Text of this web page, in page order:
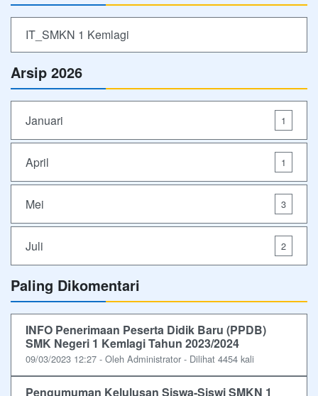
IT_SMKN 1 Kemlagi
Arsip 2026
Januari 1
April 1
Mei 3
Juli 2
Paling Dikomentari
INFO Penerimaan Peserta Didik Baru (PPDB)
SMK Negeri 1 Kemlagi Tahun 2023/2024
09/03/2023 12:27 - Oleh Administrator - Dilihat 4454 kali
Pengumuman Kelulusan Siswa-Siswi SMKN 1